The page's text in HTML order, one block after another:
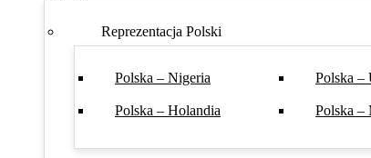
Reprezentacja Polski
Polska – Nigeria
Polska – Holandia
Polska –
Polska –